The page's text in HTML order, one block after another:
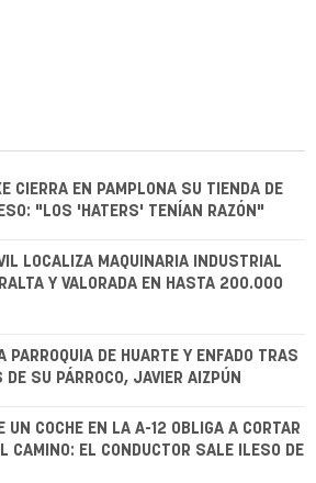
CIERRA EN PAMPLONA SU TIENDA DE
"LOS 'HATERS' TENÍAN RAZÓN"
LOCALIZA MAQUINARIA INDUSTRIAL
Y VALORADA EN HASTA 200.000
PARROQUIA DE HUARTE Y ENFADO TRAS
SU PÁRROCO, JAVIER AIZPÚN
UN COCHE EN LA A-12 OBLIGA A CORTAR
CAMINO: EL CONDUCTOR SALE ILESO DE